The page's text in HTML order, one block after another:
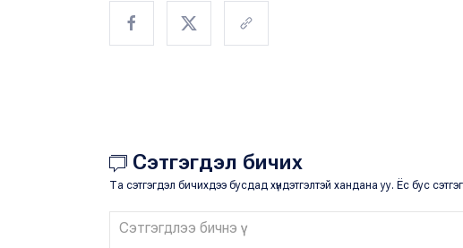
Сэтгэгдэл бичих
Та сэтгэгдэл бичихдээ бусдад хүндэтгэлтэй хандана уу. Ёс бус